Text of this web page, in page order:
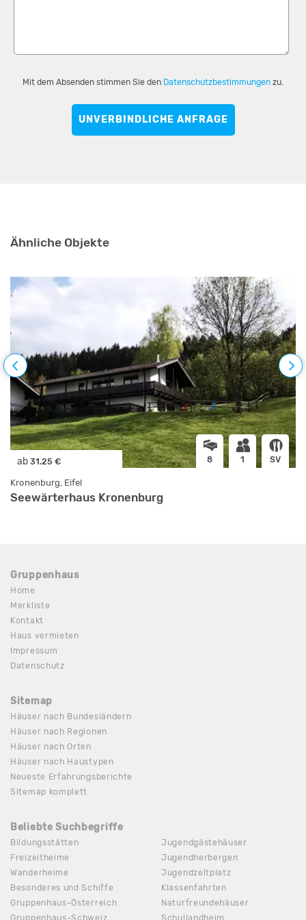
Mit dem Absenden stimmen Sie den Datenschutzbestimmungen zu.
UNVERBINDLICHE ANFRAGE
Ähnliche Objekte
ab 31.25 € 8 1 SV
Kronenburg, Eifel
Seewärterhaus Kronenburg
Gruppenhaus
Home
Merkliste
Kontakt
Haus vermieten
Impressum
Datenschutz
Sitemap
Häuser nach Bundesländern
Häuser nach Regionen
Häuser nach Orten
Häuser nach Haustypen
Neueste Erfahrungsberichte
Sitemap komplett
Beliebte Suchbegriffe
Bildungsstätten
Freizeitheime
Wanderheime
Besonderes und Schiffe
Gruppenhaus-Österreich
Gruppenhaus-Schweiz
Jugendgästehäuser
Jugendherbergen
Jugendzeltplatz
Klassenfahrten
Naturfreundehäuser
Schullandheim